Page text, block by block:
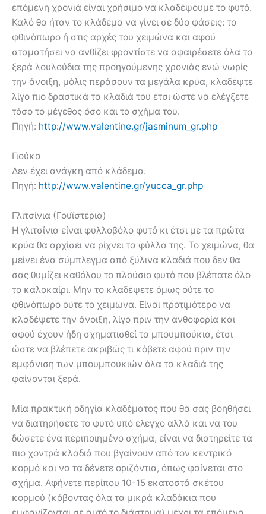
επόμενη χρονιά είναι χρήσιμο να κλαδέψουμε το φυτό.
Καλό θα ήταν το κλάδεμα να γίνει σε δύο φάσεις: το
φθινόπωρο ή στις αρχές του χειμώνα και αφού
σταματήσει να ανθίζει φροντίστε να αφαιρέσετε όλα τα
ξερά λουλούδια της προηγούμενης χρονιάς ενώ νωρίς
την άνοιξη, μόλις περάσουν τα μεγάλα κρύα, κλαδέψτε
λίγο πιο δραστικά τα κλαδιά του έτσι ώστε να ελέγξετε
τόσο το μέγεθος όσο και το σχήμα του.
Πηγή: http://www.valentine.gr/jasminum_gr.php
Γιούκα
Δεν έχει ανάγκη από κλάδεμα.
Πηγή: http://www.valentine.gr/yucca_gr.php
Γλιτσίνια (Γουϊστέρια)
Η γλιτσίνια είναι φυλλοβόλο φυτό κι έτσι με τα πρώτα
κρύα θα αρχίσει να ρίχνει τα φύλλα της. Το χειμώνα, θα
μείνει ένα σύμπλεγμα από ξύλινα κλαδιά που δεν θα
σας θυμίζει καθόλου το πλούσιο φυτό που βλέπατε όλο
το καλοκαίρι. Μην το κλαδέψετε όμως ούτε το
φθινόπωρο ούτε το χειμώνα. Είναι προτιμότερο να
κλαδέψετε την άνοιξη, λίγο πριν την ανθοφορία και
αφού έχουν ήδη σχηματισθεί τα μπουμπούκια, έτσι
ώστε να βλέπετε ακριβώς τι κόβετε αφού πριν την
εμφάνιση των μπουμπουκιών όλα τα κλαδιά της
φαίνονται ξερά.
Μία πρακτική οδηγία κλαδέματος που θα σας βοηθήσει
να διατηρήσετε το φυτό υπό έλεγχο αλλά και να του
δώσετε ένα περιποιημένο σχήμα, είναι να διατηρείτε τα
πιο χοντρά κλαδιά που βγαίνουν από τον κεντρικό
κορμό και να τα δένετε οριζόντια, όπως φαίνεται στο
σχήμα. Αφήνετε περίπου 10-15 εκατοστά σκέτου
κορμού (κόβοντας όλα τα μικρά κλαδάκια που